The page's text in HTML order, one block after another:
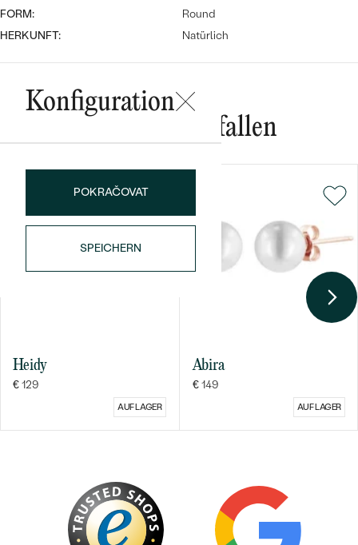
Wave Kollektion
ANSEHEN
ANSEHEN
FORM:
Round
HERKUNFT:
Natürlich
Konfiguration
POKRAČOVAT
SPEICHERN
Das könnte Ihnen gefallen
Heidy
€ 129
AUF LAGER
Abira
€ 149
AUF LAGER